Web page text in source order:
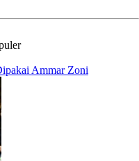
Ammar Zoni